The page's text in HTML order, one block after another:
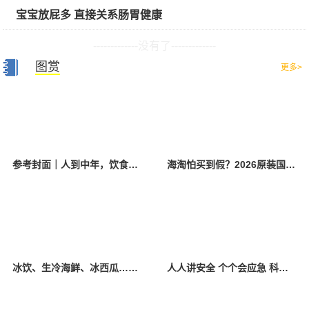
宝宝放屁多 直接关系肠胃健康
图赏 更多>
参考封面｜人到中年，饮食该如何调整？ 海淘怕买到假？2026原装国产羊奶粉靠谱的正规品牌有哪些？
冰饮、生冷海鲜、冰西瓜……泉州人夏季“标配”饮食极易引发胃肠炎 人人讲安全 个个会应急 科学应对防震避险